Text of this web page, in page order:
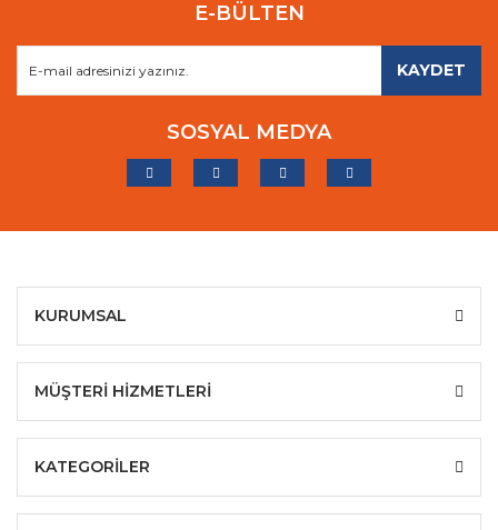
E-BÜLTEN
KAYDET
SOSYAL MEDYA
KURUMSAL
MÜŞTERİ HİZMETLERİ
KATEGORİLER